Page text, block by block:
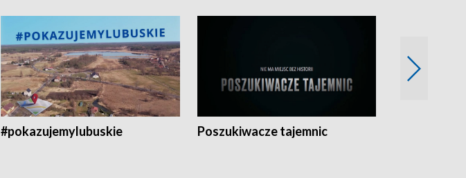
#pokazujemylubuskie Poszukiwacze tajemnic